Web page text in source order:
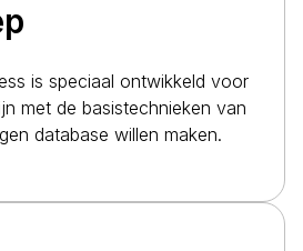
is speciaal ontwikkeld voor
met de basistechnieken van
database willen maken.